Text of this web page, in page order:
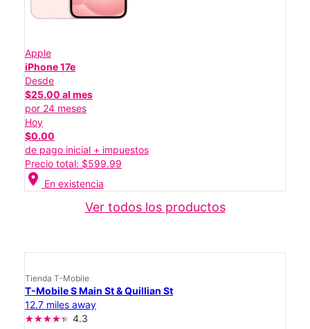
Apple
iPhone 17e
Desde
$25.00 al mes
por 24 meses
Hoy
$0.00
de pago inicial + impuestos
Precio total: $599.99
location_on En existencia
Ver todos los productos
Tienda T-Mobile
T-Mobile S Main St & Quillian St
12.7 miles away
4.3